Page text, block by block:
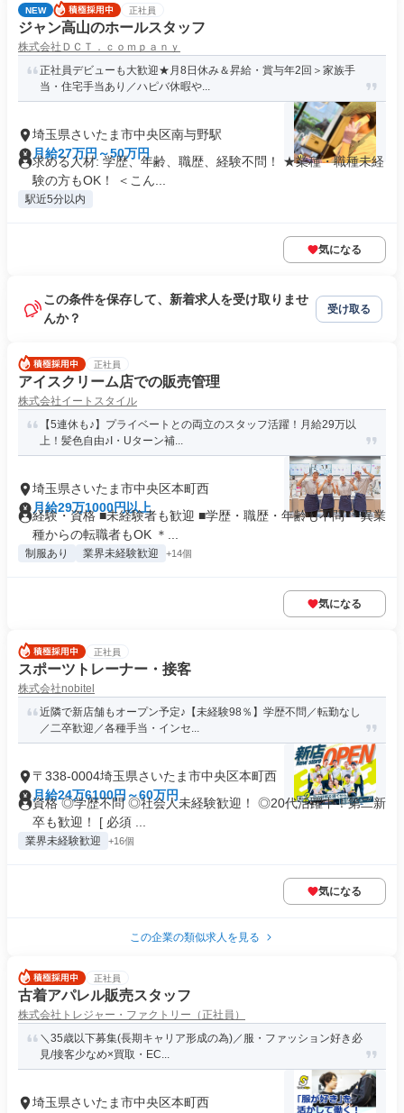
NEW 正社員
ジャン高山のホールスタッフ
株式会社ＤＣＴ．ｃｏｍｐａｎｙ
正社員デビューも大歓迎★月8日休み＆昇給・賞与年2回＞家族手
当・住宅手当あり／ハピバ休暇や...
埼玉県さいたま市中央区南与野駅
月給27万円～50万円
求める人材: 学歴、年齢、職歴、経験不問！ ★業種・職種未経
験の方もOK！ ＜こん...
駅近5分以内
気になる
この条件を保存して、新着求人を受け取りませ
んか？
受け取る
正社員
アイスクリーム店での販売管理
株式会社イートスタイル
【5連休も♪】プライベートとの両立のスタッフ活躍！月給29万以
上！髪色自由♪I・Uターン補...
埼玉県さいたま市中央区本町西
月給29万1000円以上
経験・資格 ■未経験者も歓迎 ■学歴・職歴・年齢も不問 ＊異業
種からの転職者もOK ＊...
制服あり 業界未経験歓迎 +14個
気になる
正社員
スポーツトレーナー・接客
株式会社nobitel
近隣で新店舗もオープン予定♪【未経験98％】学歴不問／転勤なし
／二卒歓迎／各種手当・インセ...
〒338-0004埼玉県さいたま市中央区本町西
月給24万6100円～60万円
資格 ◎学歴不問 ◎社会人未経験歓迎！ ◎20代活躍中！第二新
卒も歓迎！ [ 必須 ...
業界未経験歓迎 +16個
気になる
この企業の類似求人を見る
正社員
古着アパレル販売スタッフ
株式会社トレジャー・ファクトリー（正社員）
＼35歳以下募集(長期キャリア形成の為)／服・ファッション好き必
見/接客少なめ×買取・EC...
埼玉県さいたま市中央区本町西